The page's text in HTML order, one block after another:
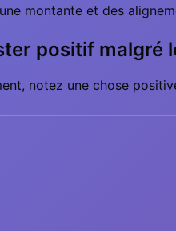
montante et des
positif malgré
notez une chose